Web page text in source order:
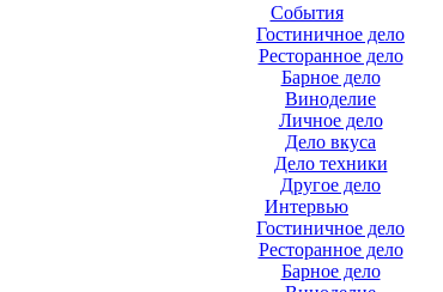
События
Гостиничное дело
Ресторанное дело
Барное дело
Виноделие
Личное дело
Дело вкуса
Дело техники
Другое дело
Интервью
Гостиничное дело
Ресторанное дело
Барное дело